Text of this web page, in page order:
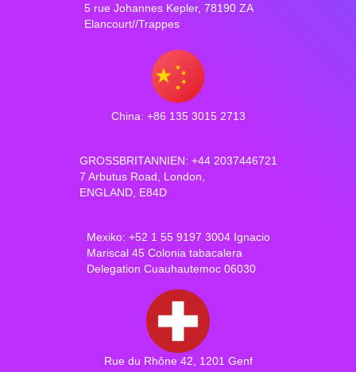
5 rue Johannes Kepler, 78190 ZA
Elancourt//Trappes
China: +86 135 3015 2713
GROSSBRITANNIEN: +44 2037446721
7 Arbutus Road, London,
ENGLAND, E84D
Mexiko: +52 1 55 9197 3004 Ignacio
Mariscal 45 Colonia tabacalera
Delegation Cuauhautemoc 06030
Rue du Rhône 42, 1201 Genf